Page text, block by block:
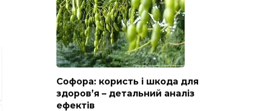
Софора: користь і шкода для
здоров’я – детальний аналіз
ефектів